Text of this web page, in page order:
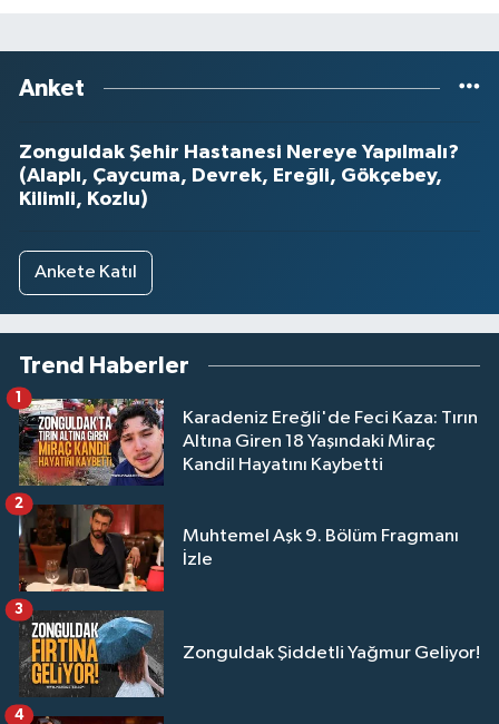
Anket
Zonguldak Şehir Hastanesi Nereye Yapılmalı?
(Alaplı, Çaycuma, Devrek, Ereğli, Gökçebey,
Kilimli, Kozlu)
Ankete Katıl
Trend Haberler
Karadeniz Ereğli'de Feci Kaza: Tırın
Altına Giren 18 Yaşındaki Miraç
Kandil Hayatını Kaybetti
1
Muhtemel Aşk 9. Bölüm Fragmanı
İzle
2
Zonguldak Şiddetli Yağmur Geliyor!
3
4